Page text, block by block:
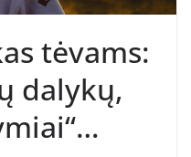
tėvams:
dalykų,